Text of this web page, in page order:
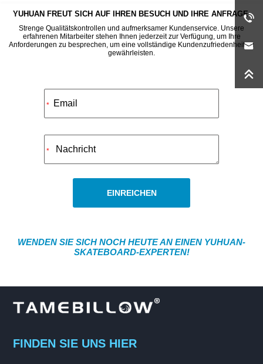
YUHUAN FREUT SICH AUF IHREN BESUCH UND IHRE ANFRAGE.
Strenge Qualitätskontrollen und aufmerksamer Kundenservice. Unsere
erfahrenen Mitarbeiter stehen Ihnen jederzeit zur Verfügung, um Ihre
Anforderungen zu besprechen, um eine vollständige Kundenzufriedenheit zu
gewährleisten.
*
*
EINREICHEN
Alternative:
WENDEN SIE SICH NOCH HEUTE AN EINEN YUHUAN-
SKATEBOARD-EXPERTEN!
FINDEN SIE UNS HIER